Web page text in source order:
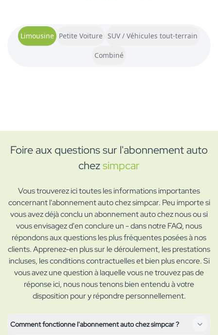
Limousine Petite Voiture SUV / Véhicules tout-terrain
Combiné
Foire aux questions sur l'abonnement auto
chezsimpcar
Vous trouverez ici toutes les informations importantes
concernant l'abonnement auto chez simpcar. Peu importe si
vous avez déjà conclu un abonnement auto chez nous ou si
vous envisagez d'en conclure un - dans notre FAQ, nous
répondons aux questions les plus fréquentes posées à nos
clients. Apprenez-en plus sur le déroulement, les prestations
incluses, les conditions contractuelles et bien plus encore. Si
vous avez une question à laquelle vous ne trouvez pas de
réponse ici, nous nous tenons bien entendu à votre
disposition pour y répondre personnellement.
Comment fonctionne l'abonnement auto chez simpcar ?